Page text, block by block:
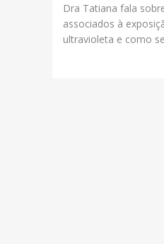
Dra Tatiana fala
associados à
ultravioleta e como